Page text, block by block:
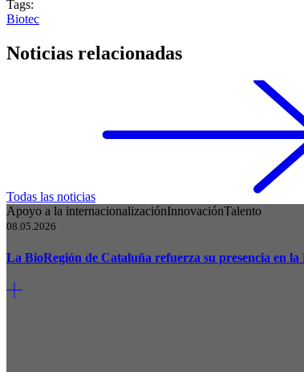
Tags:
Biotec
Noticias relacionadas
Todas las noticias
Apoyo a la internacionalizaciónInnovaciónTalento
08.05.2026
La BioRegión de Cataluña refuerza su presencia en